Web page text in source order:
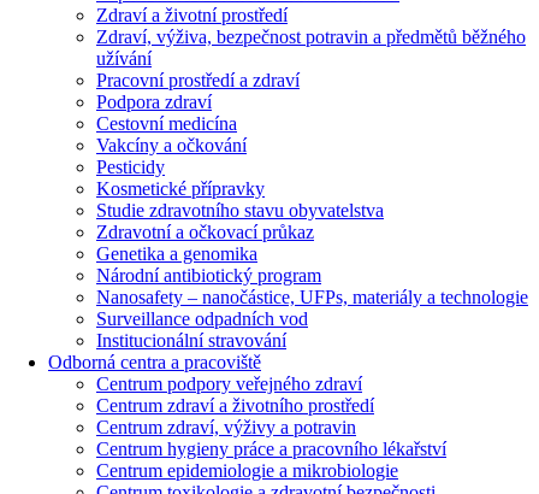
Zdraví a životní prostředí
Zdraví, výživa, bezpečnost potravin a předmětů běžného
užívání
Pracovní prostředí a zdraví
Podpora zdraví
Cestovní medicína
Vakcíny a očkování
Pesticidy
Kosmetické přípravky
Studie zdravotního stavu obyvatelstva
Zdravotní a očkovací průkaz
Genetika a genomika
Národní antibiotický program
Nanosafety – nanočástice, UFPs, materiály a technologie
Surveillance odpadních vod
Institucionální stravování
Odborná centra a pracoviště
Centrum podpory veřejného zdraví
Centrum zdraví a životního prostředí
Centrum zdraví, výživy a potravin
Centrum hygieny práce a pracovního lékařství
Centrum epidemiologie a mikrobiologie